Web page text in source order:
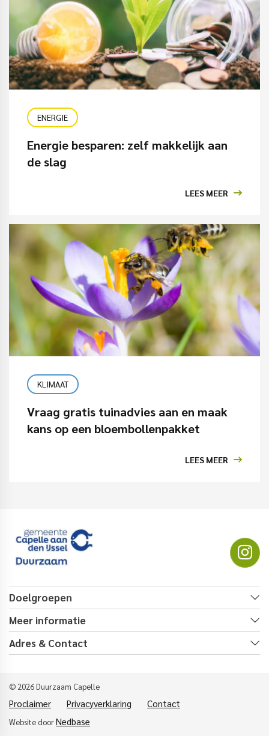
ENERGIE
Energie besparen: zelf makkelijk aan
de slag
LEES MEER
KLIMAAT
Vraag gratis tuinadvies aan en maak
kans op een bloembollenpakket
LEES MEER
Doelgroepen
Meer informatie
Adres & Contact
© 2026 Duurzaam Capelle
Proclaimer Privacyverklaring Contact
Website doorNedbase